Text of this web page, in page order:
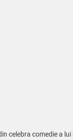
celebra comedie a